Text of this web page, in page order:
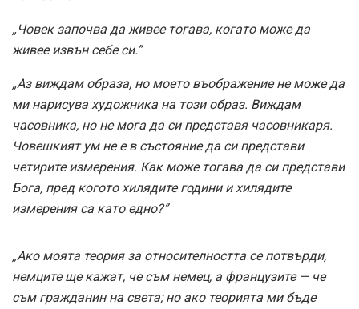
„Човек започва да живее тогава, когато може да
живее извън себе си.”
„Аз виждам образа, но моето въображение не може да
ми нарисува художника на този образ. Виждам
часовника, но не мога да си представя часовникаря.
Човешкият ум не е в състояние да си представи
четирите измерения. Как може тогава да си представи
Бога, пред когото хилядите години и хилядите
измерения са като едно?”
„Ако моята теория за относителността се потвърди,
немците ще кажат, че съм немец, а французите — че
съм гражданин на света; но ако теорията ми бъде